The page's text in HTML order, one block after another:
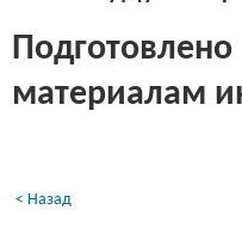
материалам
< Назад